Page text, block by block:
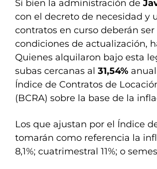
Si bien la administración de
con el decreto de necesidad y
contratos en curso deberán
condiciones de actualización,
Quienes alquilaron bajo esta
subas cercanas al 31,54%
Índice de Contratos de
(BCRA) sobre la base de la
Los que ajustan por el Índice
tomarán como referencia la
8,1%; cuatrimestral 11%; o